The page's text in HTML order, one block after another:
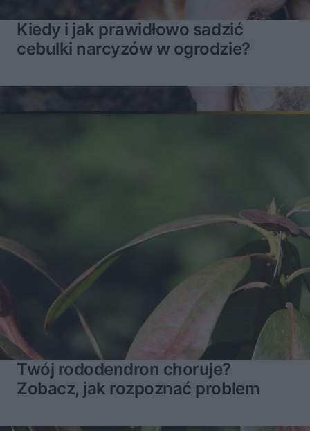
Kiedy i jak prawidłowo sadzić
cebulki narcyzów w ogrodzie?
Twój rododendron choruje?
Zobacz, jak rozpoznać problem